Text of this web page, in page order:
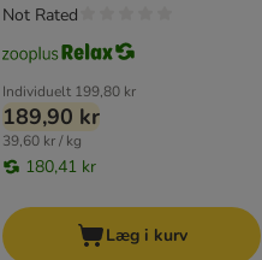
Individuelt 199,80 kr
189,90 kr
39,60 kr / kg
180,41 kr
Not Rated
Læg i kurv